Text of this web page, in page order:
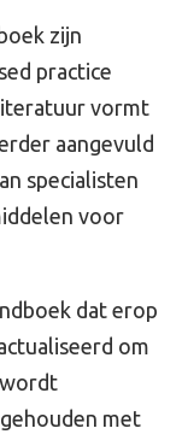
zijn
practice
vormt
aangevuld
specialisten
voor
dat erop
om
met